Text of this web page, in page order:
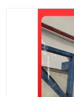
裹包网兜